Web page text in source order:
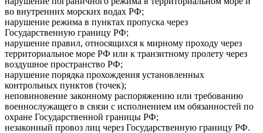
во внутренних морских водах РФ;
нарушение режима в пунктах пропуска через
Государственную границу РФ;
нарушение правил, относящихся к мирному проходу через
территориальное море РФ или к транзитному пролету через
воздушное пространство РФ;
нарушение порядка прохождения установленных
контрольных пунктов (точек);
неповиновение законному распоряжению или требованию
военнослужащего в связи с исполнением им обязанностей по
охране Государственной границы РФ;
незаконный провоз лиц через Государственную границу РФ.